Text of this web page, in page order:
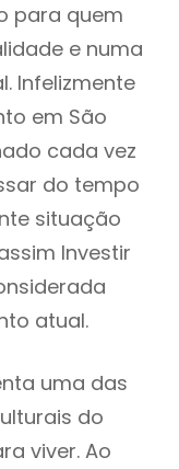
para quem
e numa
Infelizmente
em São
cada vez
do tempo
situação
Investir
atual.
uma das
do
viver. Ao